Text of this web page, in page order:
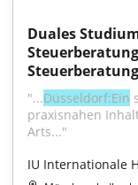
Duales
"...Düsseldorf:Ein
praxisnahen
Arts..."
IU Internationale